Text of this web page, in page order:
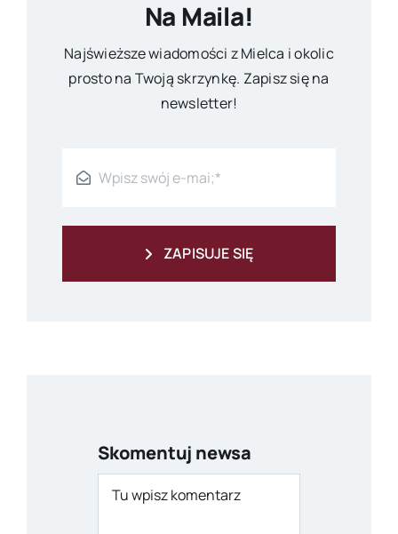
Na Maila!
Najświeższe wiadomości z Mielca i okolic
prosto na Twoją skrzynkę. Zapisz się na
newsletter!
ZAPISUJE SIĘ
Skomentuj newsa
Comment